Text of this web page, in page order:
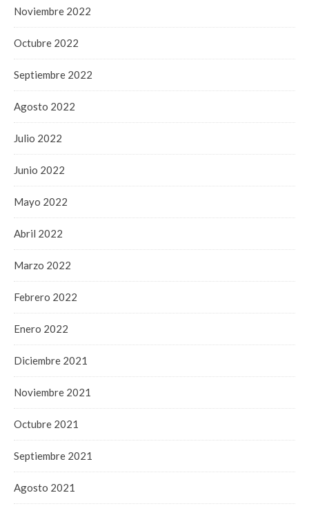
Noviembre 2022
Octubre 2022
Septiembre 2022
Agosto 2022
Julio 2022
Junio 2022
Mayo 2022
Abril 2022
Marzo 2022
Febrero 2022
Enero 2022
Diciembre 2021
Noviembre 2021
Octubre 2021
Septiembre 2021
Agosto 2021